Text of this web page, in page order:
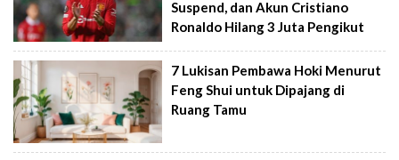
Suspend, dan Akun Cristiano
Ronaldo Hilang 3 Juta Pengikut
7 Lukisan Pembawa Hoki Menurut
Feng Shui untuk Dipajang di
Ruang Tamu